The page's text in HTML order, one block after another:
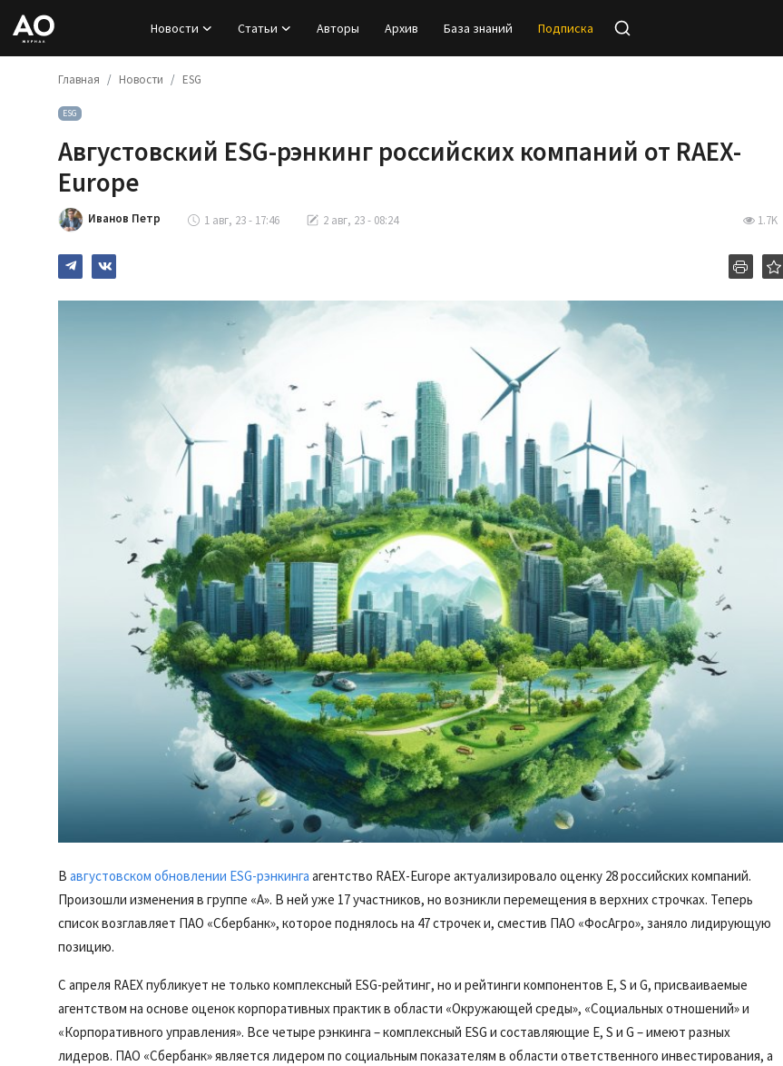
Новости Статьи Авторы Архив База знаний Подписка
Новости
Статьи
Главная Новости ESG
ESG
Августовский ESG-рэнкинг российских компаний от RAEX-
Europe
Иванов Петр 1 авг, 23 - 17:46 2 авг, 23 - 08:24 1.7K
В августовском обновлении ESG-рэнкинга агентство RAEX-Europe актуализировало оценку 28 российских компаний.
Произошли изменения в группе «А». В ней уже 17 участников, но возникли перемещения в верхних строчках. Теперь
список возглавляет ПАО «Сбербанк», которое поднялось на 47 строчек и, сместив ПАО «ФосАгро», заняло лидирующую
позицию.
C апреля RAEX публикует не только комплексный ESG-рейтинг, но и рейтинги компонентов E, S и G, присваиваемые
агентством на основе оценок корпоративных практик в области «Окружающей среды», «Социальных отношений» и
«Корпоративного управления». Все четыре рэнкинга – комплексный ESG и составляющие E, S и G – имеют разных
лидеров. ПАО «Сбербанк» является лидером по социальным показателям в области ответственного инвестирования, а